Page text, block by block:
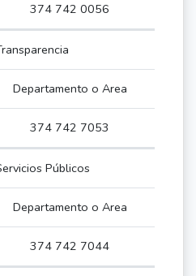
374 742 0056
Departamento o Area
374 742 7053
Públicos
Departamento o Area
374 742 7044